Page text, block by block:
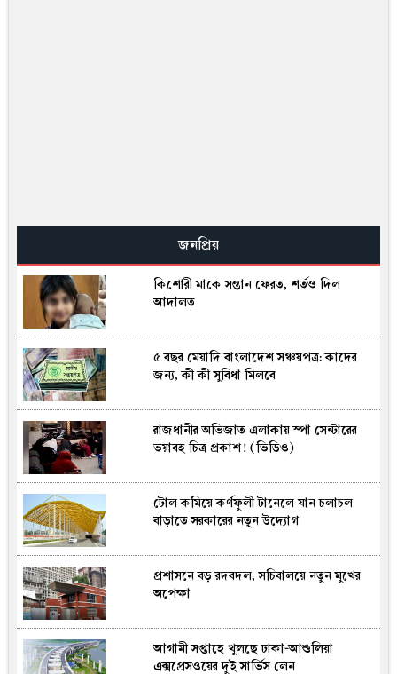
সাঈদের নতুন যাত্রা
অধ্যাপক ইউনূসের চেয়ে হাজারগুণ ভালো
দেশ চালাচ্ছেন তারেক রহমান: কৃষক শ্রমিক
নোয়াখালীতে বিএনপি নেতাকে গুলি, লাগল
সহযোগীর বুকে
ফরিদপুরে নিয়ন্ত্রণ হারিয়ে যাত্রীবাহী বাস খাদে,
আহত ১৫
দেশের ২৩তম রাষ্ট্রপতি নির্বাচন: সম্ভাব্য প্রার্থী
হিসেবে হিসেবে আলোচনায় যারা
তীব্র গরম থেকে বাঁচতে কুকুরের মাংস খাওয়ার
পরামর্শ উ. কোরিয়ার!
বাংলাদেশে আইএসআইয়ের সম্পৃক্ততার
অভিযোগে যা বলল পাকিস্তান
জনপ্রিয়
কিশোরী মাকে সন্তান ফেরত, শর্তও দিল
আদালত
৫ বছর মেয়াদি বাংলাদেশ সঞ্চয়পত্র: কাদের
জন্য, কী কী সুবিধা মিলবে
রাজধানীর অভিজাত এলাকায় স্পা সেন্টারের
ভয়াবহ চিত্র প্রকাশ! (ভিডিও)
টোল কমিয়ে কর্ণফুলী টানেলে যান চলাচল
বাড়াতে সরকারের নতুন উদ্যোগ
প্রশাসনে বড় রদবদল, সচিবালয়ে নতুন মুখের
অপেক্ষা
আগামী সপ্তাহে খুলছে ঢাকা-আশুলিয়া
এক্সপ্রেসওয়ের দুই সার্ভিস লেন